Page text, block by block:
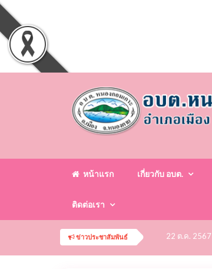
หน้าแรก เกี่ยวกับ อบต.
ติดต่อเรา
ข่าวประชาสัมพันธ์ 22 ต.ค. 2567